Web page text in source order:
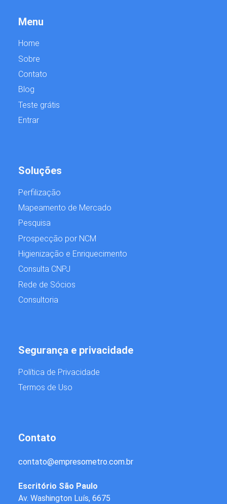
Menu
Home
Sobre
Contato
Blog
Teste grátis
Entrar
Soluções
Perfilização
Mapeamento de Mercado
Pesquisa
Prospecção por NCM
Higienização e Enriquecimento
Consulta CNPJ
Rede de Sócios
Consultoria
Contato
contato@empresometro.com.br
Escritório São Paulo
Av. Washington Luís, 6675
Segurança e privacidade
Política de Privacidade
Termos de Uso